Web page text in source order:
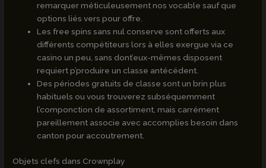
remarquer méticuleusement nos vocable sauf que
options liés vers pour offre.
Les free spins sans nul conserve sont offerts aux
différents compétiteurs lors à elles exergue via ce
casino un peu, sans dont’eux-mêmes disposent
requiert p’produire un classe antécédent.
Des périodes gratuits de classe sont un brin plus
habituels ou vous trouverez subséquemment
l’componction de assortiment, mais carrément
pareillement associe avec accomplies besoin dans
canton pour accoutrement.
Objets clefs dans Crownplay